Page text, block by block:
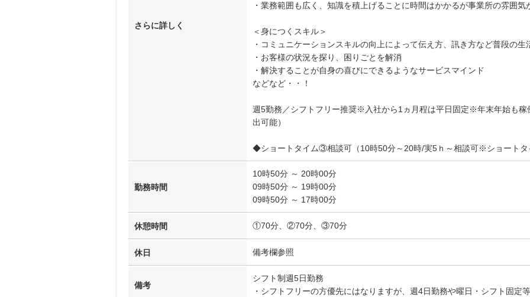
さらに詳しく
・業務範囲も広く、知識を積上げることに時間はかかるが事業所の雰囲
＜身につくスキル＞
・コミュニケーションスキルの向上によって伝え方、訊き方など普段の生
・お客様の状況を探り、困りごとを解消
・解決することが自身の喜びにできるようなサービスマインド
などなど・・！
週5勤務／シフトフリー推奨※入社から1ヵ月程は平日固定※年末年始も稼
出可能）
◆ショートタイム③相談可（10時50分～20時/実5ｈ～相談可※ショートタ
勤務時間
10時50分 ～ 20時00分
09時50分 ～ 19時00分
09時50分 ～ 17時00分
休憩時間 ①70分、②70分、③70分
休日 備考欄参照
備考
シフト制週5日勤務
・シフトフリーの方優先にはなりますが、週4日勤務や曜日・シフト固定